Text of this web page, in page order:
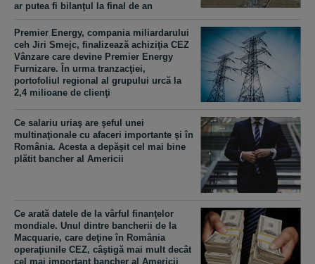
ar putea fi bilanţul la final de an
Premier Energy, compania miliardarului
ceh Jiri Smejc, finalizează achiziţia CEZ
Vânzare care devine Premier Energy
Furnizare. În urma tranzacţiei,
portofoliul regional al grupului urcă la
2,4 milioane de clienţi
Ce salariu uriaş are şeful unei
multinaţionale cu afaceri importante şi în
România. Acesta a depăşit cel mai bine
plătit bancher al Americii
Ce arată datele de la vârful finanţelor
mondiale. Unul dintre bancherii de la
Macquarie, care deţine în România
operaţiunile CEZ, câştigă mai mult decât
cel mai important bancher al Americii